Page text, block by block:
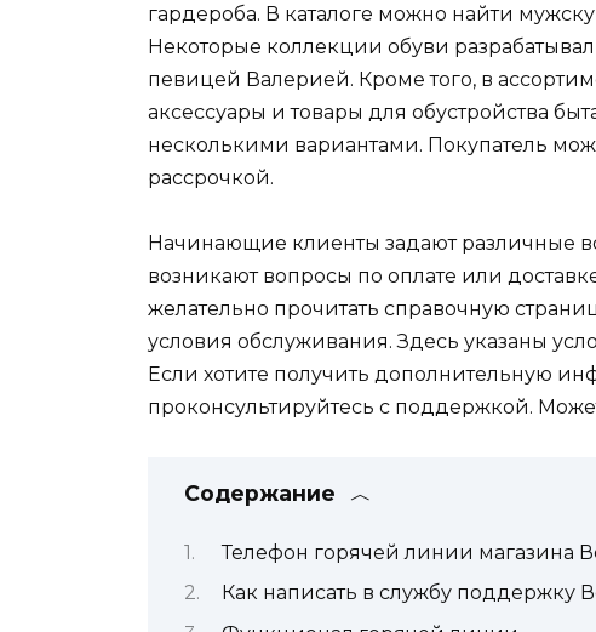
гардероба. В каталоге можно найти
Некоторые коллекции обуви
певицей Валерией. Кроме того, в
аксессуары и товары для обустройства
несколькими вариантами. Покупатель
рассрочкой.
Начинающие клиенты задают различные
возникают вопросы по оплате или
желательно прочитать справочную
условия обслуживания. Здесь указаны
Если хотите получить дополнительную
проконсультируйтесь с поддержкой.
Содержание
Телефон горячей линии магазина
Как написать в службу поддержку